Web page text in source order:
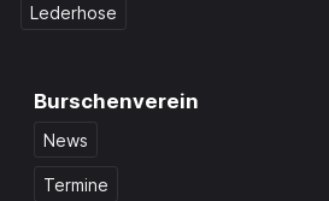
Lederhose
Burschenverein
News
Termine